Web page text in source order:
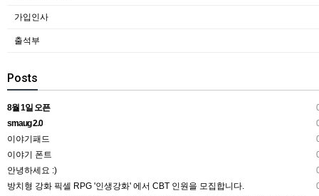
가입인사
출석부
Posts
8월 1일 오픈
smaug 2.0
이야기패드
이야기 폰트
안녕하세요 :)
방치형 강화 픽셀 RPG '인생강화' 에서 CBT 인원을 모집합니다.